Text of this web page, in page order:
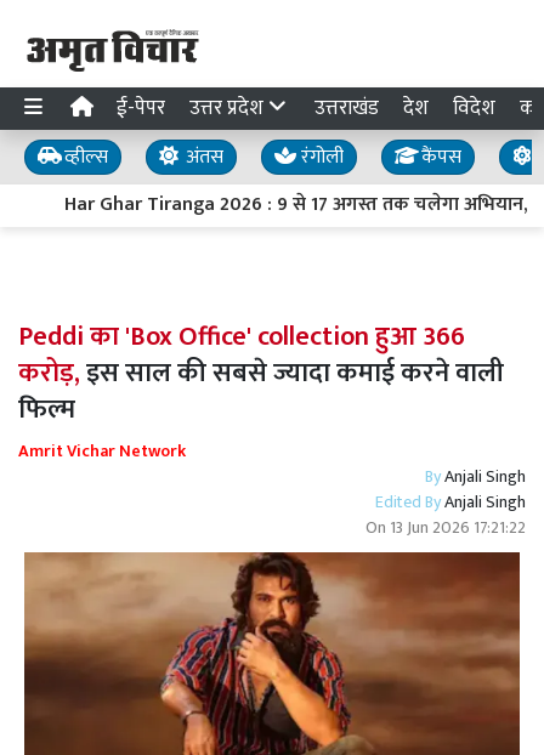
ई-पेपर उत्तर प्रदेश उत्तराखंड देश विदेश
व्हील्स अंतस रंगोली कैंपस
Har Ghar Tiranga 2026 : 9 से 17 अगस्त तक चलेगा अभियान,
Peddi का 'Box Office' collection हुआ 366
करोड़,इस साल की सबसे ज्यादा कमाई करने वाली
फिल्म
Amrit Vichar Network
ByAnjali Singh
Edited ByAnjali Singh
On 13 Jun 2026 17:21:22